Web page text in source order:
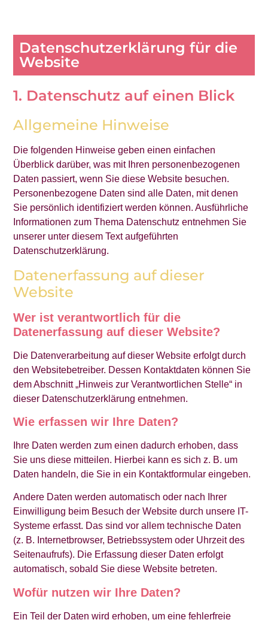
Datenschutzerklärung für die
Website
1. Datenschutz auf einen Blick
Allgemeine Hinweise
Die folgenden Hinweise geben einen einfachen
Überblick darüber, was mit Ihren personenbezogenen
Daten passiert, wenn Sie diese Website besuchen.
Personenbezogene Daten sind alle Daten, mit denen
Sie persönlich identifiziert werden können. Ausführliche
Informationen zum Thema Datenschutz entnehmen Sie
unserer unter diesem Text aufgeführten
Datenschutzerklärung.
Datenerfassung auf dieser
Website
Wer ist verantwortlich für die
Datenerfassung auf dieser Website?
Die Datenverarbeitung auf dieser Website erfolgt durch
den Websitebetreiber. Dessen Kontaktdaten können Sie
dem Abschnitt „Hinweis zur Verantwortlichen Stelle“ in
dieser Datenschutzerklärung entnehmen.
Wie erfassen wir Ihre Daten?
Ihre Daten werden zum einen dadurch erhoben, dass
Sie uns diese mitteilen. Hierbei kann es sich z. B. um
Daten handeln, die Sie in ein Kontaktformular eingeben.
Andere Daten werden automatisch oder nach Ihrer
Einwilligung beim Besuch der Website durch unsere IT-
Systeme erfasst. Das sind vor allem technische Daten
(z. B. Internetbrowser, Betriebssystem oder Uhrzeit des
Seitenaufrufs). Die Erfassung dieser Daten erfolgt
automatisch, sobald Sie diese Website betreten.
Wofür nutzen wir Ihre Daten?
Ein Teil der Daten wird erhoben, um eine fehlerfreie